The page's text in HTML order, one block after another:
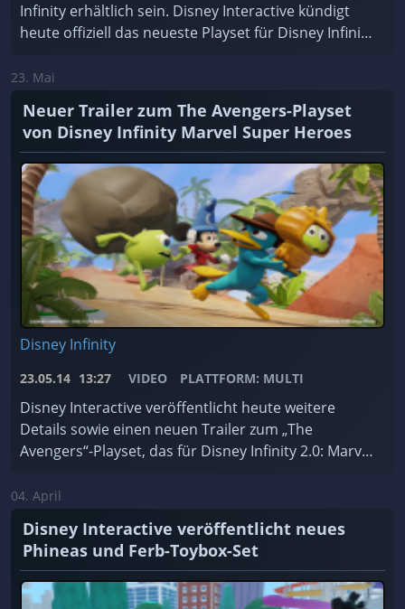
Infinity erhältlich sein. Disney Interactive kündigt
heute offiziell das neueste Playset für Disney Infinity
23. Mai
Neuer Trailer zum The Avengers-Playset
von Disney Infinity Marvel Super Heroes
Disney Infinity
23.05.14 13:27 VIDEO PLATTFORM: MULTI
Disney Interactive veröffentlicht heute weitere
Details sowie einen neuen Trailer zum „The
Avengers“-Playset, das für Disney Infinity 2.0: Marvel
04. April
Disney Interactive veröffentlicht neues
Phineas und Ferb-Toybox-Set